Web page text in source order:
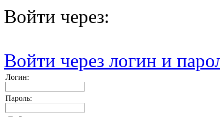
Войти через:
Войти через логин и
Логин:
Пароль: